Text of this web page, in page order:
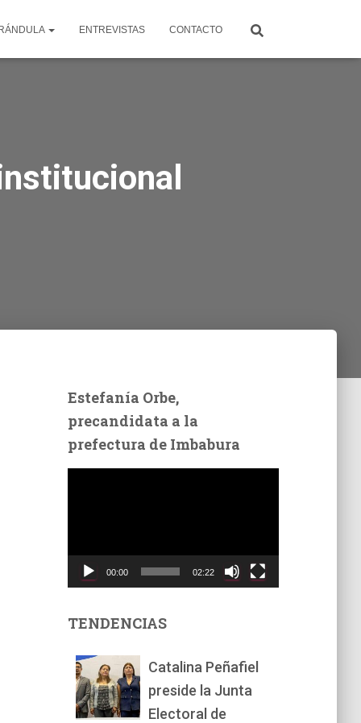
ENTREVISTAS CONTACTO
Estefanía Orbe,
precandidata a la
prefectura de Imbabura
t
00:00 02:22
TENDENCIAS
Catalina Peñafiel
preside la Junta
Electoral de